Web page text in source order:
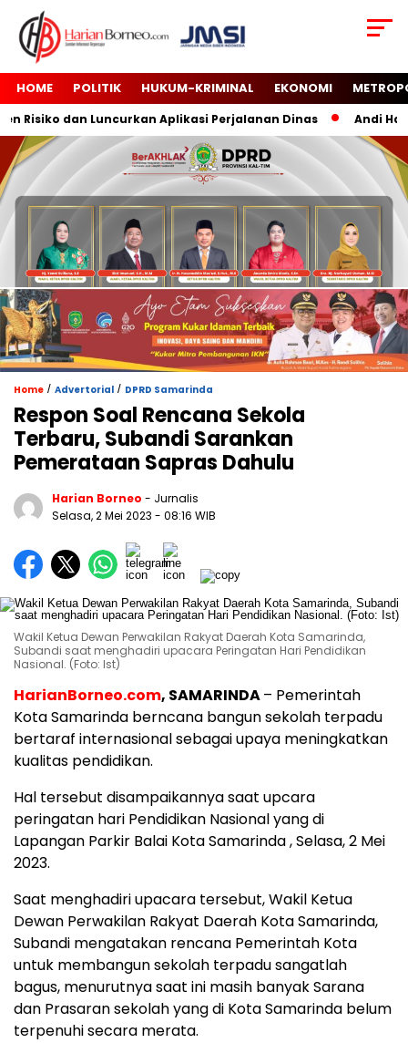
HOME POLITIK HUKUM-KRIMINAL EKONOMI
dan Luncurkan Aplikasi Perjalanan Dinas Andi
Home / Advertorial / DPRD Samarinda
Respon Soal Rencana Sekola
Terbaru, Subandi Sarankan
Pemerataan Sapras Dahulu
Harian Borneo - Jurnalis
Selasa, 2 Mei 2023 - 08:16 WIB
Wakil Ketua Dewan Perwakilan Rakyat Daerah Kota Samarinda,
Subandi saat menghadiri upacara Peringatan Hari Pendidikan
Nasional. (Foto: Ist)
HarianBorneo.com, SAMARINDA– Pemerintah
Kota Samarinda berncana bangun sekolah terpadu
bertaraf internasional sebagai upaya meningkatkan
kualitas pendidikan.
Hal tersebut disampaikannya saat upcara
peringatan hari Pendidikan Nasional yang di
Lapangan Parkir Balai Kota Samarinda , Selasa, 2 Mei
2023.
Saat menghadiri upacara tersebut, Wakil Ketua
Dewan Perwakilan Rakyat Daerah Kota Samarinda,
Subandi mengatakan rencana Pemerintah Kota
untuk membangun sekolah terpadu sangatlah
bagus, menurutnya saat ini masih banyak Sarana
dan Prasaran sekolah yang di Kota Samarinda belum
terpenuhi secara merata.